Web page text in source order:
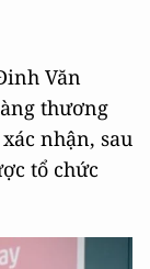
Văn
thương
nhận, sau
tổ chức